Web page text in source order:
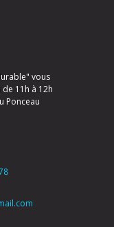
vous
11h à 12h
Ponceau